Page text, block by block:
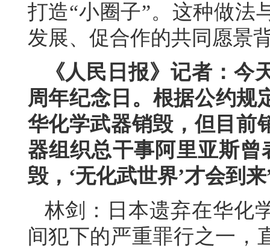
打造“小圈子”。这种做法
发展、促合作的共同愿景
《人民日报》记者：今
周年纪念日。根据公约规
华化学武器销毁，但目前
器组织总干事阿里亚斯
毁，‘无化武世界’才会到
林剑：日本遗弃在华化
间犯下的严重罪行之一，